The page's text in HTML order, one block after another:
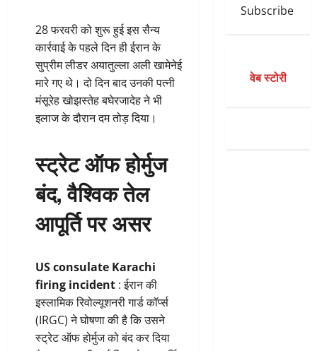
28 फरवरी को शुरू हुई इस सैन्य
कार्रवाई के पहले दिन ही ईरान के
सुप्रीम लीडर अयातुल्ला अली खामेनेई
मारे गए थे। दो दिन बाद उनकी पत्नी
मंसूरेह खोझस्तेह बघेरजादेह ने भी
इलाज के दौरान दम तोड़ दिया।
स्ट्रेट ऑफ होर्मुज
बंद, वैश्विक तेल
आपूर्ति पर असर
US consulate Karachi
firing incident : ईरान की
इस्लामिक रिवोल्यूशनरी गार्ड कॉर्प्स
(IRGC) ने घोषणा की है कि उसने
स्ट्रेट ऑफ होर्मुज को बंद कर दिया
Subscribe
वेब स्टोरी